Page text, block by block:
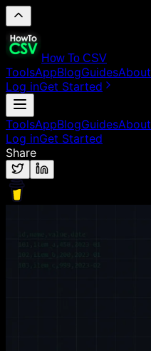
How To CSV
ToolsAppBlogGuidesAbout
Log inGet Started
ToolsAppBlogGuidesAbout
Log inGet Started
Share